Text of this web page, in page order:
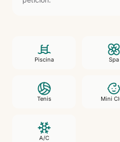
Piscina Spa
Tenis Mini
A/C